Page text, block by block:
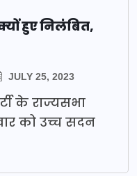
हुए निलंबित,
JULY 25, 2023
के राज्यसभा
को उच्च सदन